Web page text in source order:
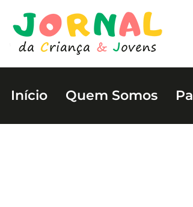
Início Quem Somos